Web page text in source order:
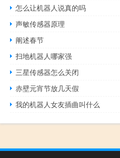
怎么让机器人说真的吗
声敏传感器原理
阐述春节
扫地机器人哪家强
三星传感器怎么关闭
赤壁元宵节放几天假
我的机器人女友插曲叫什么